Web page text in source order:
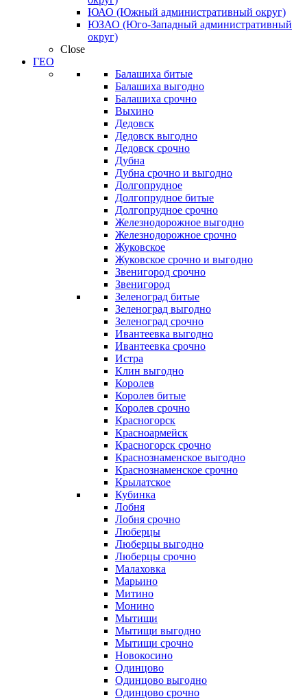
ЮАО (Южный административный округ)
ЮЗАО (Юго-Западный административный
округ)
Close
ГЕО
Балашиха битые
Балашиха выгодно
Балашиха срочно
Выхино
Дедовск
Дедовск выгодно
Дедовск срочно
Дубна
Дубна срочно и выгодно
Долгопрудное
Долгопрудное битые
Долгопрудное срочно
Железнодорожное выгодно
Железнодорожное срочно
Жуковское
Жуковское срочно и выгодно
Звенигород срочно
Звенигород
Зеленоград битые
Зеленоград выгодно
Зеленоград срочно
Ивантеевка выгодно
Ивантеевка срочно
Истра
Клин выгодно
Королев
Королев битые
Королев срочно
Красногорск
Красноармейск
Красногорск срочно
Краснознаменское выгодно
Краснознаменское срочно
Крылатское
Кубинка
Лобня
Лобня срочно
Люберцы
Люберцы выгодно
Люберцы срочно
Малаховка
Марьино
Митино
Монино
Мытищи
Мытищи выгодно
Мытищи срочно
Новокосино
Одинцово
Одинцово выгодно
Одинцово срочно